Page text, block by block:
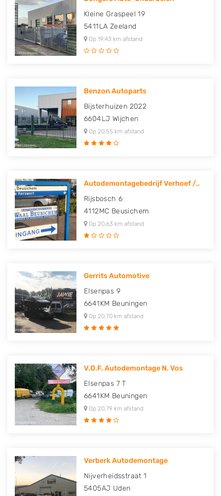
Kleine Graspeel 19
5411LA Zeeland
Op 19,43 km afstand
Benzon Autoparts
Bijsterhuizen 2022
6604LJ Wijchen
Op 20,55 km afstand
Autodemontagebedrijf Verhoef /..
Rijsbosch 6
4112MC Beusichem
Op 20,63 km afstand
Gerrits Automotive
Elsenpas 9
6641KM Beuningen
Op 20,70 km afstand
V.O.F. Autodemontage N. Vos
Elsenpas 7 T
6641KM Beuningen
Op 20,79 km afstand
Verberk Autodemontage
Nijverheidsstraat 1
5405AJ Uden